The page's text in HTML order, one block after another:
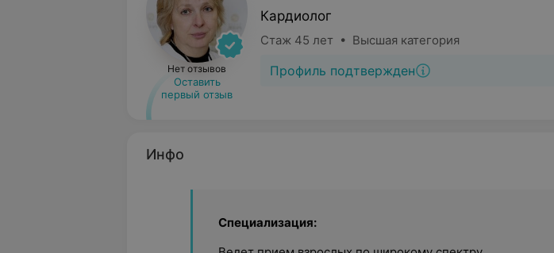
Нет отзывов
Оставить
первый отзыв
Кардиолог
Стаж 45 лет • Высшая категория
Профиль подтвержден
Инфо
Специализация: